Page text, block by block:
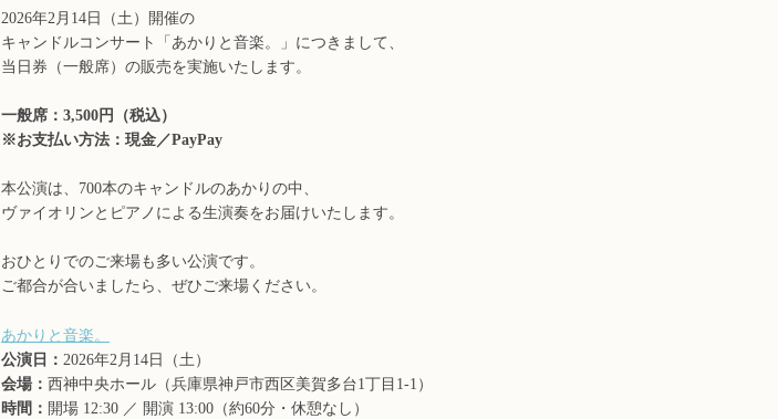
2026年2月14日（土）開催の
キャンドルコンサート「あかりと音楽。」につきまして、
当日券（一般席）の販売を実施いたします。
一般席：3,500円（税込）
※お支払い方法：現金／PayPay
本公演は、700本のキャンドルのあかりの中、
ヴァイオリンとピアノによる生演奏をお届けいたします。
おひとりでのご来場も多い公演です。
ご都合が合いましたら、ぜひご来場ください。
あかりと音楽。
公演日： 2026年2月14日（土）
会場： 西神中央ホール（兵庫県神戸市西区美賀多台1丁目1-1）
時間： 開場 12:30 ／ 開演 13:00（約60分・休憩なし）